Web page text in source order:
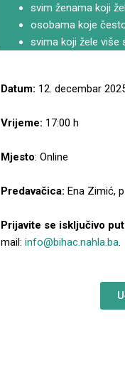
svim ženama koji
osobama koje
svima koji žele više
Datum: 12. decembar
Vrijeme: 17:00 h
Mjesto: Online
Predavačica: Ena Zimić,
Prijavite se isključivo
mail: info@bihac.nahla.ba.